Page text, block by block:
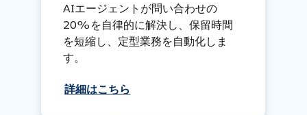
AIエージェントが問い合わせの
20%を自律的に解決し、保留時間
を短縮し、定型業務を自動化しま
す。
詳細はこちら